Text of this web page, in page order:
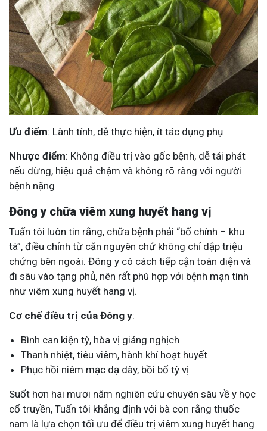
Ưu điểm: Lành tính, dễ thực hiện, ít tác dụng phụ
Nhược điểm: Không điều trị vào gốc bệnh, dễ tái phát
nếu dừng, hiệu quả chậm và không rõ ràng với người
bệnh nặng
Đông y chữa viêm xung huyết hang vị
Tuấn tôi luôn tin rằng, chữa bệnh phải “bổ chính – khu
tà”, điều chỉnh từ căn nguyên chứ không chỉ dập triệu
chứng bên ngoài. Đông y có cách tiếp cận toàn diện và
đi sâu vào tạng phủ, nên rất phù hợp với bệnh mạn tính
như viêm xung huyết hang vị.
Cơ chế điều trị của Đông y:
Bình can kiện tỳ, hòa vị giáng nghịch
Thanh nhiệt, tiêu viêm, hành khí hoạt huyết
Phục hồi niêm mạc dạ dày, bồi bổ tỳ vị
Suốt hơn hai mươi năm nghiên cứu chuyên sâu về y học
cổ truyền, Tuấn tôi khẳng định với bà con rằng thuốc
nam là lựa chọn tối ưu để điều trị viêm xung huyết hang